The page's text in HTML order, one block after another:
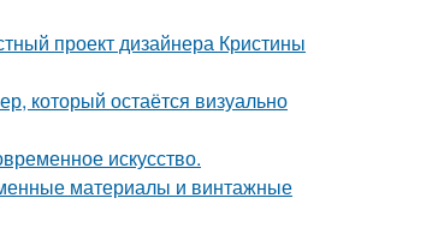
проект дизайнера Кристины
который остаётся визуально
искусство.
материалы и винтажные